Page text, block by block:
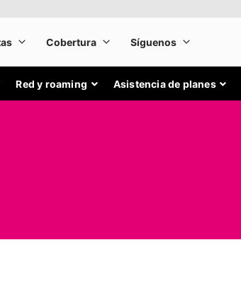
Red y roaming Asistencia de planes